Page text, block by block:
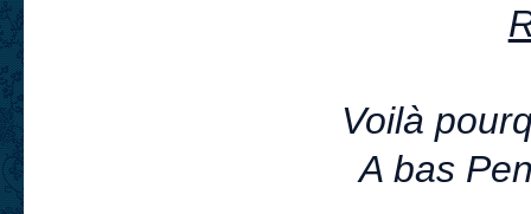
Voilà
A bas